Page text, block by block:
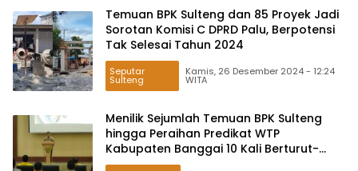
Temuan BPK Sulteng dan 85 Proyek Jadi
Sorotan Komisi C DPRD Palu, Berpotensi
Tak Selesai Tahun 2024
Seputar
Sulteng
Kamis, 26 Desember 2024 - 12:24
WITA
Menilik Sejumlah Temuan BPK Sulteng
hingga Peraihan Predikat WTP
Kabupaten Banggai 10 Kali Berturut-
turut